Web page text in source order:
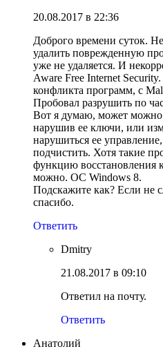
20.08.2017 в 22:36
Доброго времени суток.
удалить поврежденную
уже не удаляется. И
Aware Free Internet
конфликта программ, с
Пробовал разрушить по
Вот я думаю, может можно
нарушив ее ключи, или
нарушиться ее
подчистить. Хотя такие
функцию восстановления
можно. ОС Windows 8.
Подскажите как? Если не
спасибо.
Ответить
Dmitry
21.08.2017 в 09:10
Ответил на почту.
Ответить
Анатолий